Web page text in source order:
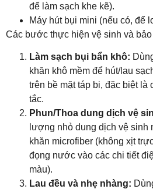
để làm sạch khe kẽ).
Máy hút bụi mini (nếu có, để
Các bước thực hiện vệ sinh và
Làm sạch bụi bẩn khô:
khăn khô mềm để hút/lau
trên bề mặt táp bi, đặc biệt là
tắc.
Phun/Thoa dung dịch vệ
lượng nhỏ dung dịch vệ sinh
khăn microfiber (không xịt
đọng nước vào các chi tiết
màu).
Lau đều và nhẹ nhàng: